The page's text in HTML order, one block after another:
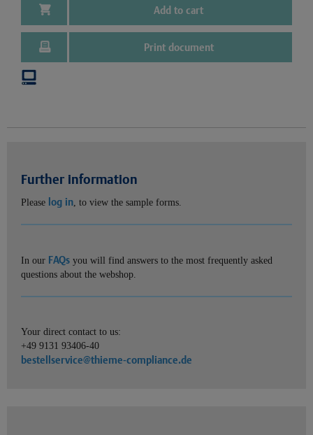
Add to cart
Print document
Further information
Please log in, to view the sample forms.
In our FAQs you will find answers to the most frequently asked
questions about the webshop.
Your direct contact to us:
+49 9131 93406-40
bestellservice@thieme-compliance.de